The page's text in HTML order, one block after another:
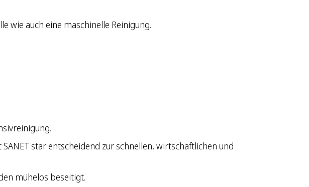
wie auch eine maschinelle Reinigung.
star entscheidend zur schnellen, wirtschaftlichen und
mühelos beseitigt.